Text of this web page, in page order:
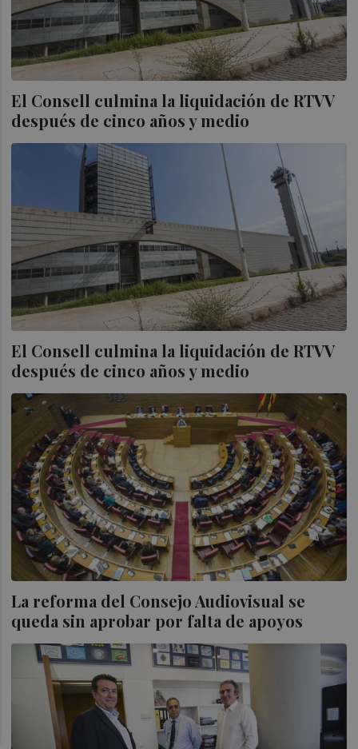
El Consell culmina la liquidación de RTVV
después de cinco años y medio
El Consell culmina la liquidación de RTVV
después de cinco años y medio
La reforma del Consejo Audiovisual se
queda sin aprobar por falta de apoyos